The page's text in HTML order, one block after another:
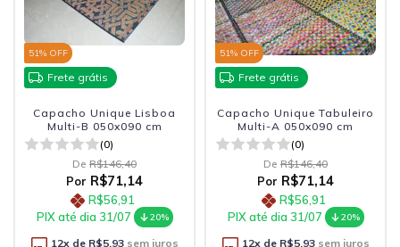
51% OFF
Frete grátis
Capacho Unique Lisboa
Multi-B 050x090 cm
(0)
De R$146,40
Por R$71,14
R$56,91
PIX até dia 31/07
20%
12x de R$5,93sem juros
51% OFF
Frete grátis
Capacho Unique Tabuleiro
Multi-A 050x090 cm
(0)
De R$146,40
Por R$71,14
R$56,91
PIX até dia 31/07
20%
12x de R$5,93sem juros